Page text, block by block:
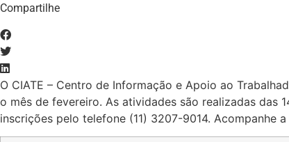
Compartilhe
O CIATE – Centro de Informação e Apoio ao
o mês de fevereiro. As atividades são realizadas das
inscrições pelo telefone (11) 3207-9014. Acompanhe